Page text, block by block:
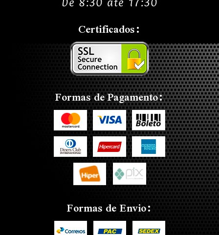
De 8:30 até 17:30
Certificados:
Formas de Pagamento:
Formas de Envio: